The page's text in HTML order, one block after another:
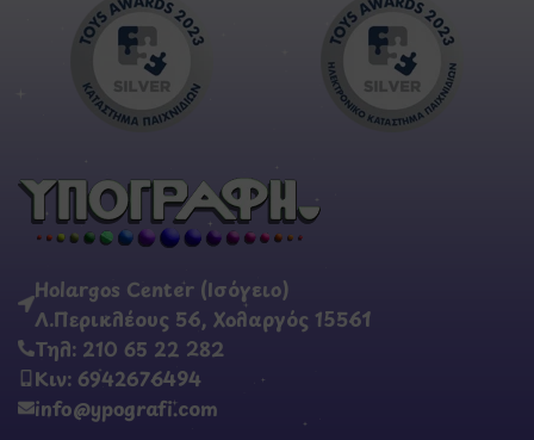
Holargos Center (Ισόγειο)
Λ.Περικλέους 56, Χολαργός 15561
Τηλ: 210 65 22 282
Κιν: 6942676494
info@ypografi.com